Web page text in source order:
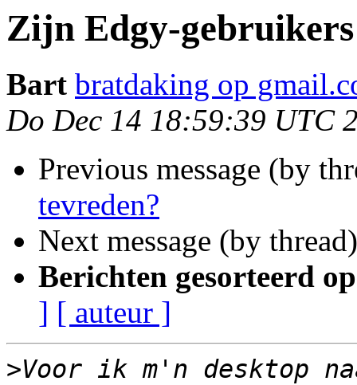
Zijn Edgy-
Bart bratdaking op
Do Dec 14 18:59:39 UTC
Previous message (by
tevreden?
Next message (by
Berichten gesorteerd
] [ auteur ]
>Voor ik m'n desktop